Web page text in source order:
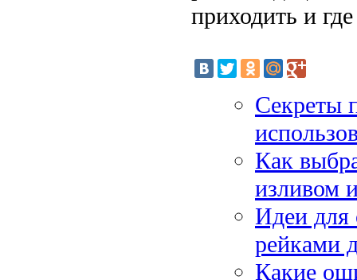
приходить и
Секреты
Как
изливом
Идеи для
рейками
Какие